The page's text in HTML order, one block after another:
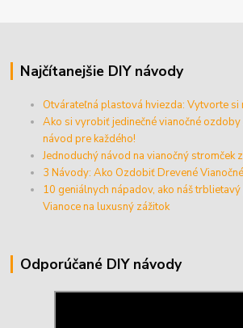
Najčítanejšie DIY návody
Otvárateľná plastová hviezda: Vytvorte si
Ako si vyrobiť jedinečné vianočné ozdoby
návod pre každého!
Jednoduchý návod na vianočný stromček
3 Návody: Ako Ozdobiť Drevené
10 geniálnych nápadov, ako náš
Vianoce na luxusný zážitok
Odporúčané DIY návody